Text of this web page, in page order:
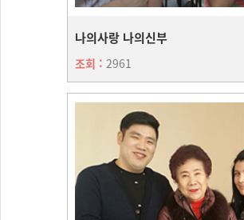
나의사랑 나의신부
조회 : 2961